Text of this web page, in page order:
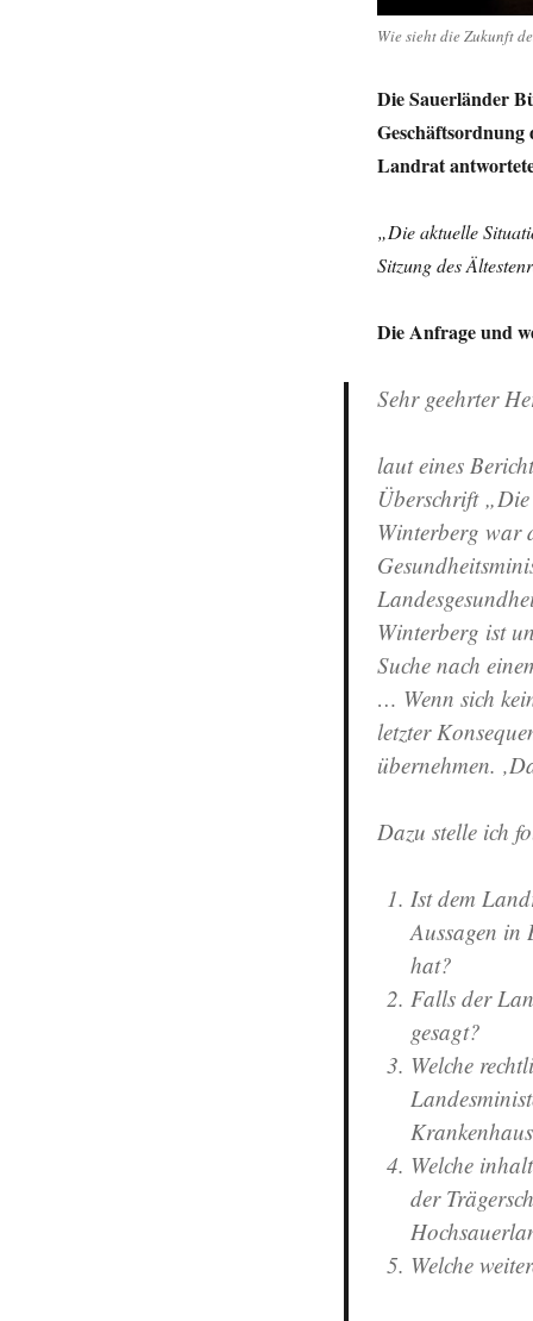
Wie sieht die Zukunft
Die Sauerländer
Landrat
„Die aktuelle
Sitzung des
Die Anfrage und
Sehr geehrter
laut eines
Überschrift „Die
Winterberg war
Winterberg ist
Suche nach
… Wenn sich
letzter
übernehmen.
Dazu stelle ich
Ist dem
Aussagen in
hat?
Falls der
gesagt?
Welche
Welche
der
Welche